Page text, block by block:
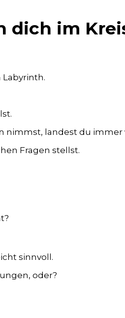
dich im
nimmst, landest du immer
Fragen stellst.
sinnvoll.
oder?